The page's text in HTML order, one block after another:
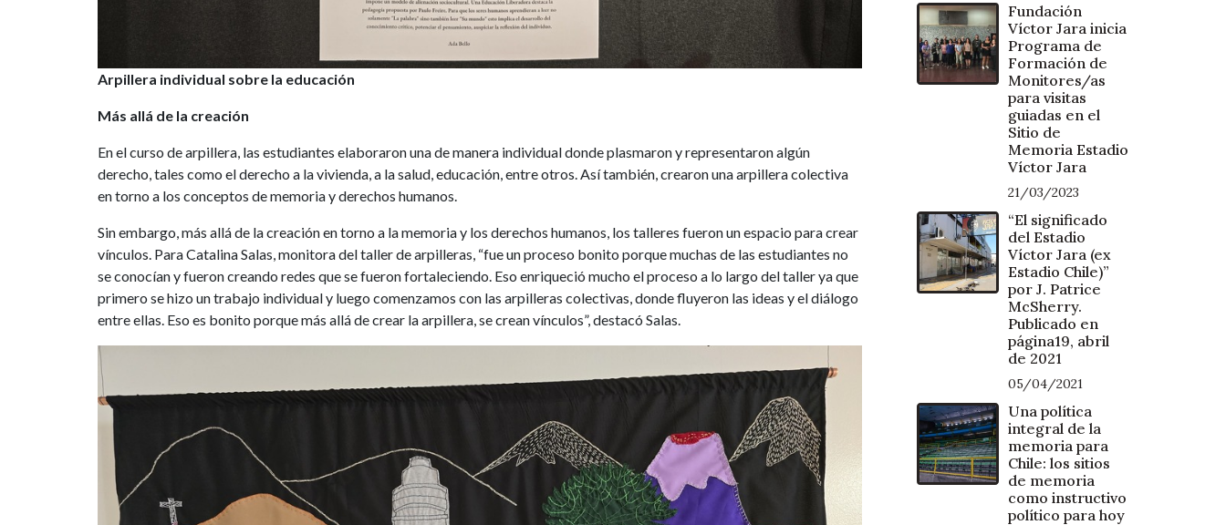
Arpillera individual sobre la educación
Más allá de la creación
En el curso de arpillera, las estudiantes elaboraron una de manera individual donde plasmaron y representaron algún
derecho, tales como el derecho a la vivienda, a la salud, educación, entre otros. Así también, crearon una arpillera colectiva
en torno a los conceptos de memoria y derechos humanos.
Sin embargo, más allá de la creación en torno a la memoria y los derechos humanos, los talleres fueron un espacio para crear
vínculos. Para Catalina Salas, monitora del taller de arpilleras, “fue un proceso bonito porque muchas de las estudiantes no
se conocían y fueron creando redes que se fueron fortaleciendo. Eso enriqueció mucho el proceso a lo largo del taller ya que
primero se hizo un trabajo individual y luego comenzamos con las arpilleras colectivas, donde fluyeron las ideas y el diálogo
entre ellas. Eso es bonito porque más allá de crear la arpillera, se crean vínculos”, destacó Salas.
Fundación
Víctor Jara inicia
Programa de
Formación de
Monitores/as
para visitas
guiadas en el
Sitio de
Memoria Estadio
Víctor Jara
21/03/2023
“El significado
del Estadio
Víctor Jara (ex
Estadio Chile)”
por J. Patrice
McSherry.
Publicado en
página19, abril
de 2021
05/04/2021
Una política
integral de la
memoria para
Chile: los sitios
de memoria
como instructivo
político para hoy